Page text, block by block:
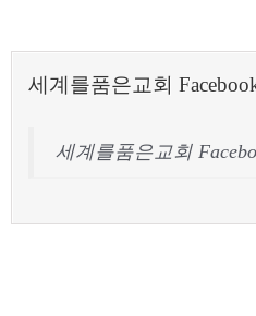
세계를품은교회
세계를품은교회